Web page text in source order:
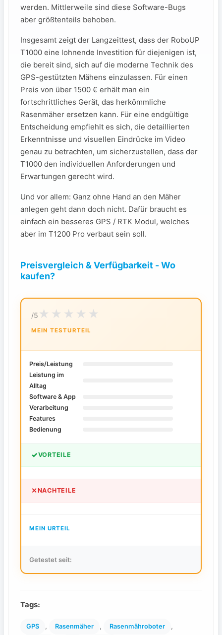
werden. Mittlerweile sind diese Software-Bugs
aber größtenteils behoben.
Insgesamt zeigt der Langzeittest, ⁢dass ⁤der⁤ RoboUP
T1000 eine lohnende Investition für diejenigen ist,
die bereit⁤ sind, sich auf die ​moderne Technik des
GPS-gestützten Mähens einzulassen. Für einen
Preis von über ⁣1500 € ⁢erhält man ein
⁢fortschrittliches Gerät, das herkömmliche
Rasenmäher ersetzen kann. Für eine endgültige
Entscheidung‍ empfiehlt es sich, die detaillierten⁣
Erkenntnisse und visuellen ‍Eindrücke im Video‍
genau zu betrachten, ⁣um sicherzustellen, dass der
T1000 den individuellen Anforderungen und​
Erwartungen gerecht wird.
Und vor allem: Ganz ohne Hand an den Mäher
anlegen geht dann doch nicht. Dafür braucht es
einfach ein besseres GPS / RTK Modul, welches
aber im T1200 Pro verbaut sein soll.
Preisvergleich & Verfügbarkeit - Wo
kaufen?
MEIN TESTURTEIL
/5
Preis/Leistung
Leistung im
Alltag
Software & App
Verarbeitung
Features
Bedienung
✓VORTEILE
✕NACHTEILE
MEIN URTEIL
Getestet seit:
Tags:
GPS Rasenmäher Rasenmähroboter